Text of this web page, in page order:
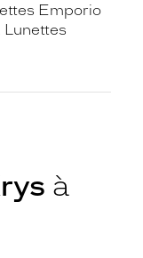
Emporio
Lunettes
à